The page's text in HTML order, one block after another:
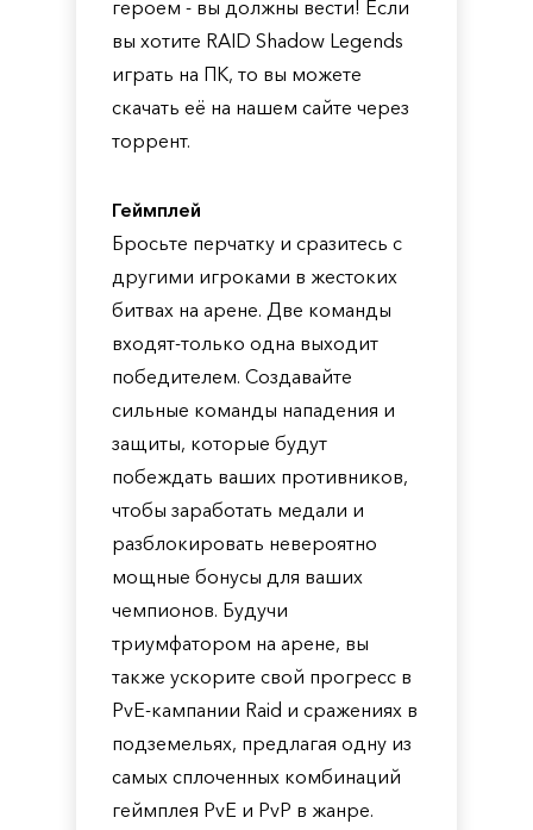
героем - вы должны вести! Если
вы хотите RAID Shadow Legends
играть на ПК, то вы можете
скачать её на нашем сайте через
торрент.
Геймплей
Бросьте перчатку и сразитесь с
другими игроками в жестоких
битвах на арене. Две команды
входят-только одна выходит
победителем. Создавайте
сильные команды нападения и
защиты, которые будут
побеждать ваших противников,
чтобы заработать медали и
разблокировать невероятно
мощные бонусы для ваших
чемпионов. Будучи
триумфатором на арене, вы
также ускорите свой прогресс в
PvE-кампании Raid и сражениях в
подземельях, предлагая одну из
самых сплоченных комбинаций
геймплея PvE и PvP в жанре.